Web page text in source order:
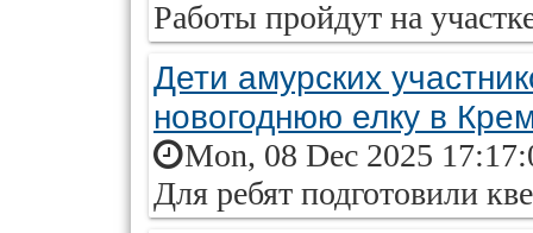
Работы пройдут на
Дети амурских
новогоднюю елку в
Mon, 08 Dec 2025
Для ребят подготовили